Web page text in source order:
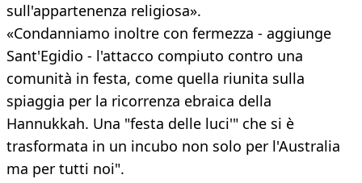
sull'appartenenza religiosa».
«Condanniamo inoltre con fermezza - aggiunge
Sant'Egidio - l'attacco compiuto contro una
comunità in festa, come quella riunita sulla
spiaggia per la ricorrenza ebraica della
Hannukkah. Una "festa delle luci'" che si è
trasformata in un incubo non solo per l'Australia
ma per tutti noi".